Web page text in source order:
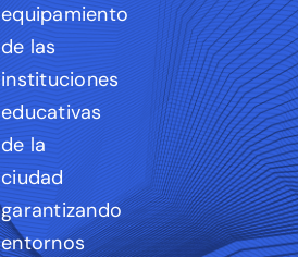
equipamiento
de las
instituciones
educativas
de la
ciudad
garantizando
entornos